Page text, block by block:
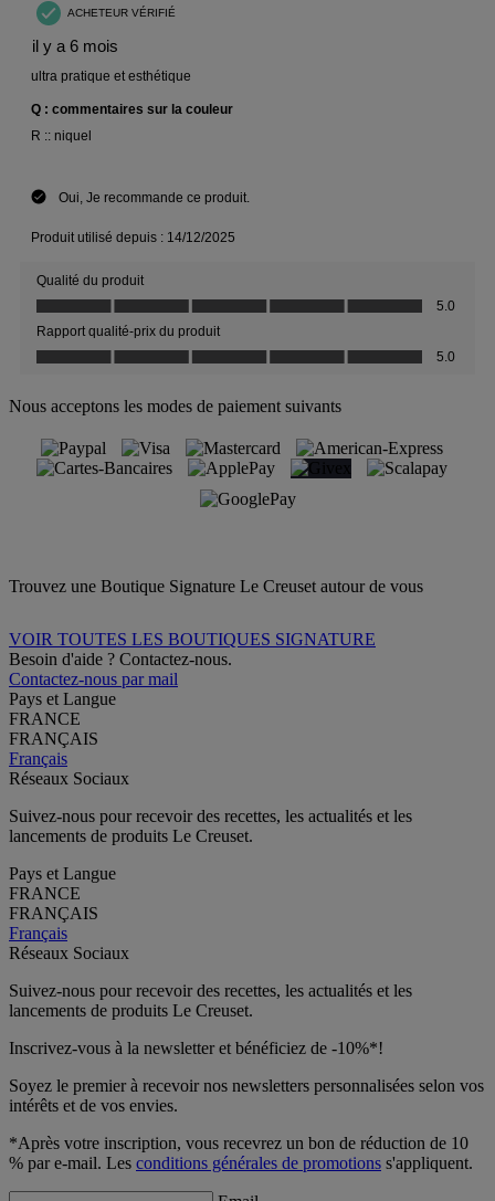
Nous acceptons les modes de paiement suivants
Trouvez une Boutique Signature Le Creuset autour de vous
VOIR TOUTES LES BOUTIQUES SIGNATURE
Besoin d'aide ? Contactez-nous.
Contactez-nous par mail
Pays et Langue
FRANCE
FRANÇAIS
Français
Réseaux Sociaux
Suivez-nous pour recevoir des recettes, les actualités et les
lancements de produits Le Creuset.
Pays et Langue
FRANCE
FRANÇAIS
Français
Réseaux Sociaux
Suivez-nous pour recevoir des recettes, les actualités et les
lancements de produits Le Creuset.
Inscrivez-vous à la newsletter et bénéficiez de -10%*!
Soyez le premier à recevoir nos newsletters personnalisées selon vos
intérêts et de vos envies.
*Après votre inscription, vous recevrez un bon de réduction de 10
% par e-mail. Les conditions générales de promotions s'appliquent.